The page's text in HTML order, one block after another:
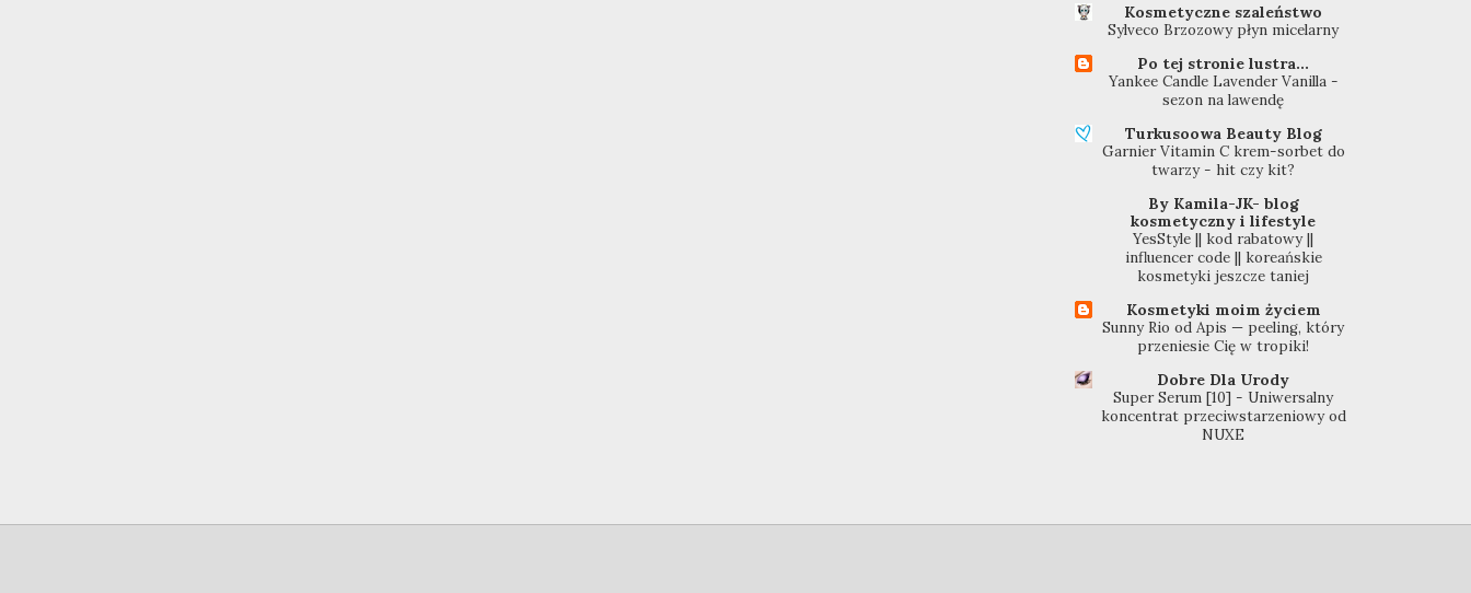
Kosmetyczne szaleństwo
Sylveco Brzozowy płyn micelarny
Po tej stronie lustra...
Yankee Candle Lavender Vanilla -
sezon na lawendę
Turkusoowa Beauty Blog
Garnier Vitamin C krem-sorbet do
twarzy - hit czy kit?
By Kamila-JK- blog
kosmetyczny i lifestyle
YesStyle || kod rabatowy ||
influencer code || koreańskie
kosmetyki jeszcze taniej
Kosmetyki moim życiem
Sunny Rio od Apis — peeling, który
przeniesie Cię w tropiki!
Dobre Dla Urody
Super Serum [10] - Uniwersalny
koncentrat przeciwstarzeniowy od
NUXE